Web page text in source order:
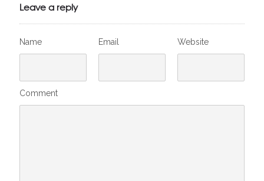
Leave a reply
Name Email Website
Comment